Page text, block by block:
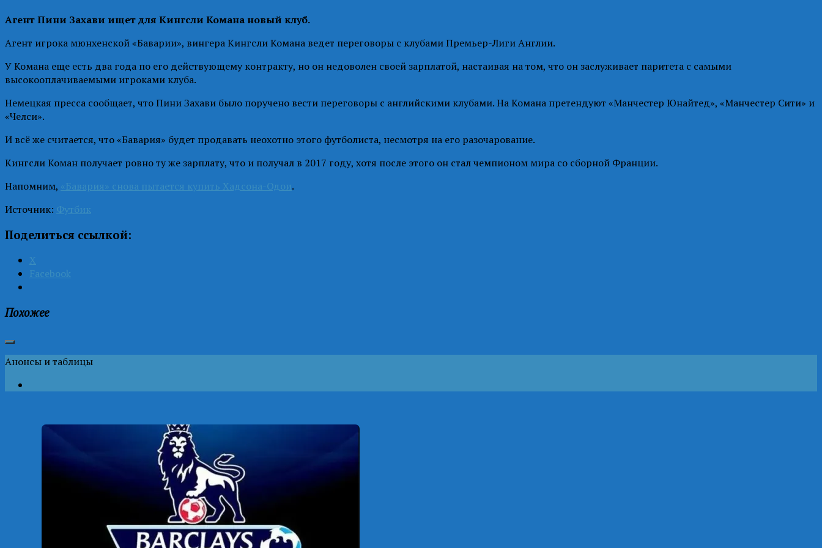
Агент Пини Захави ищет для Кингсли Комана новый клуб.
Агент игрока мюнхенской «Баварии», вингера Кингсли Комана ведет переговоры с клубами Премьер-Лиги Англии.
У Комана еще есть два года по его действующему контракту, но он недоволен своей зарплатой, настаивая на том, что он заслуживает паритета с самыми
высокооплачиваемыми игроками клуба.
Немецкая пресса сообщает, что Пини Захави было поручено вести переговоры с английскими клубами. На Комана претендуют «Манчестер Юнайтед», «Манчестер Сити» и
«Челси».
И всё же считается, что «Бавария» будет продавать неохотно этого футболиста, несмотря на его разочарование.
Кингсли Коман получает ровно ту же зарплату, что и получал в 2017 году, хотя после этого он стал чемпионом мира со сборной Франции.
Напомним, «Бавария» снова пытается купить Хадсона-Одои.
Источник: Футбик
Поделиться ссылкой:
X
Facebook
Похожее
Анонсы и таблицы